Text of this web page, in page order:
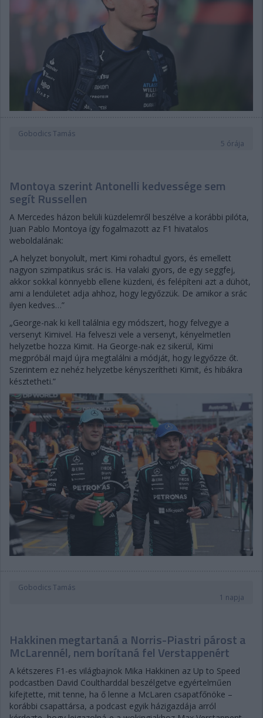
Gobodics Tamás
5 órája
Montoya szerint Antonelli kedvessége sem
segít Russellen
A Mercedes házon belüli küzdelemről beszélve a korábbi pilóta,
Juan Pablo Montoya így fogalmazott az F1 hivatalos
weboldalának:
„A helyzet bonyolult, mert Kimi rohadtul gyors, és emellett
nagyon szimpatikus srác is. Ha valaki gyors, de egy seggfej,
akkor sokkal könnyebb ellene küzdeni, és felépíteni azt a dühöt,
ami a lendületet adja ahhoz, hogy legyőzzük. De amikor a srác
ilyen kedves…”
„George-nak ki kell találnia egy módszert, hogy felvegye a
versenyt Kimivel. Ha felveszi vele a versenyt, kényelmetlen
helyzetbe hozza Kimit. Ha George-nak ez sikerül, Kimi
megpróbál majd újra megtalálni a módját, hogy legyőzze őt.
Szerintem ez nehéz helyzetbe kényszerítheti Kimit, és hibákra
késztetheti.”
Gobodics Tamás
1 napja
Hakkinen megtartaná a Norris-Piastri párost a
McLarennél, nem borítaná fel Verstappenért
A kétszeres F1-es világbajnok Mika Hakkinen az Up to Speed
podcastben David Coultharddal beszélgetve egyértelműen
kifejtette, mit tenne, ha ő lenne a McLaren csapatfőnöke –
korábbi csapattársa, a podcast egyik házigazdája arról